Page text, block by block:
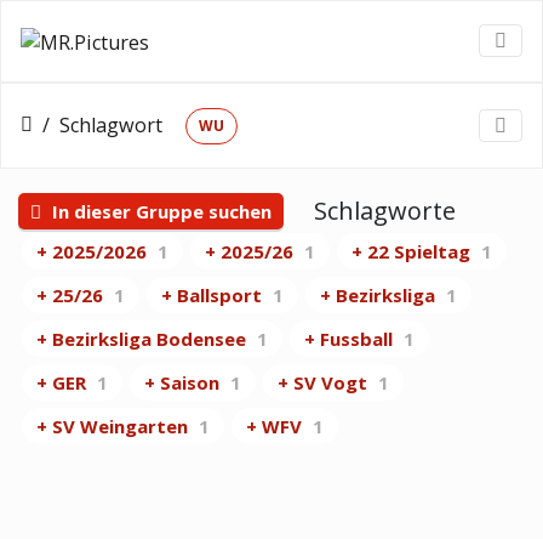
Schlagwort WU
In dieser Gruppe suchen Schlagworte
+ 2025/2026 1 + 2025/26 1 + 22 Spieltag 1
+ 25/26 1 + Ballsport 1 + Bezirksliga 1
+ Bezirksliga Bodensee 1 + Fussball 1
+ GER 1 + Saison 1 + SV Vogt 1
+ SV Weingarten 1 + WFV 1